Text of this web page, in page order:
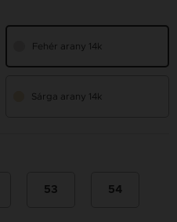
Fehér arany 14k
Sárga arany 14k
53 54